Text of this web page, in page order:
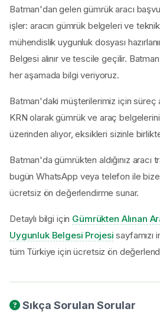
Batman'dan gelen gümrük aracı
işler: aracın gümrük belgeleri ve
mühendislik uygunluk dosyası
Belgesi alınır ve tescile geçilir.
her aşamada bilgi veriyoruz.
Batman'daki müşterilerimiz için süreç
KRN olarak gümrük ve araç
üzerinden alıyor, eksikleri sizinle
Batman'da gümrükten aldığınız aracı
bugün WhatsApp veya telefon ile bize
ücretsiz ön değerlendirme sunar.
Detaylı bilgi için Gümrükten Alınan
Uygunluk Belgesi Projesi sayfamızı
tüm Türkiye için ücretsiz ön
Sıkça Sorulan Sorular